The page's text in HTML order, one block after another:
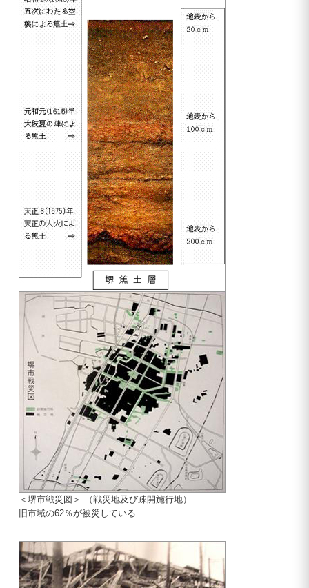
＜堺市戦災図＞ （戦災地及び疎開施行地）
旧市域の62％が被災している